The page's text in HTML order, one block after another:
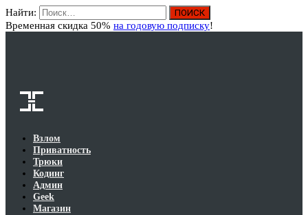
Найти:
Временная скидка 50% на годовую подписку!
Взлом
Приватность
Трюки
Кодинг
Админ
Geek
Магазин